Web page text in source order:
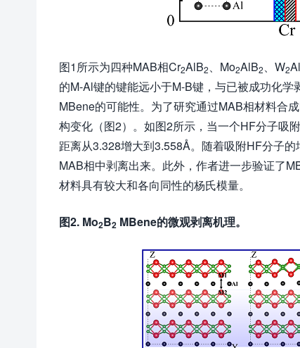
图1所示为四种MAB相Cr2AlB2、Mo2AlB2、W2
的M-Al键的键能远小于M-B键，与已被成功化
MBene的可能性。为了研究通过MAB相材料合
构变化（图2）。如图2所示，当一个HF分子吸
距离从3.328增大到3.558Å。随着吸附HF分子
MAB相中剥离出来。此外，作者进一步验证了
材料具有较大和各向同性的杨氏模量。
图2. Mo2B2 MBene的微观剥离机理。